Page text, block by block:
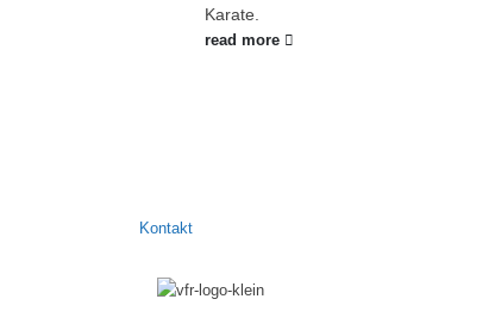
Karate.
read more
Kontakt